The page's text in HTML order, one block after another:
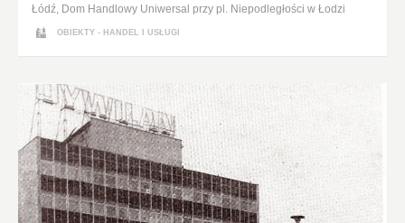
Łódź, Dom Handlowy Uniwersal przy pl. Niepodległości w Łodzi
OBIEKTY - HANDEL I USŁUGI